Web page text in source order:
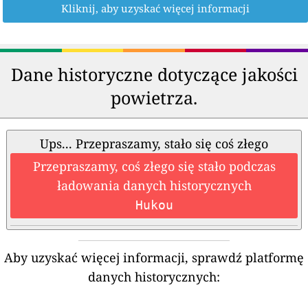
Kliknij, aby uzyskać więcej informacji
Dane historyczne dotyczące jakości
powietrza.
Ups... Przepraszamy, stało się coś złego
Przepraszamy, coś złego się stało podczas
ładowania danych historycznych
Hukou
Aby uzyskać więcej informacji, sprawdź platformę
danych historycznych: